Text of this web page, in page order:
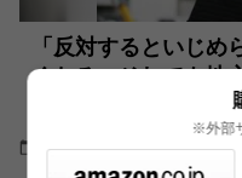
「反対するといじめ
くなる」それでも地
2024.09.26
※外部